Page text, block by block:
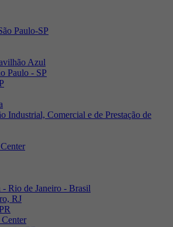
Paulo-SP
Azul
Paulo - SP
Industrial, Comercial e de Prestação de
Rio de Janeiro - Brasil
RJ